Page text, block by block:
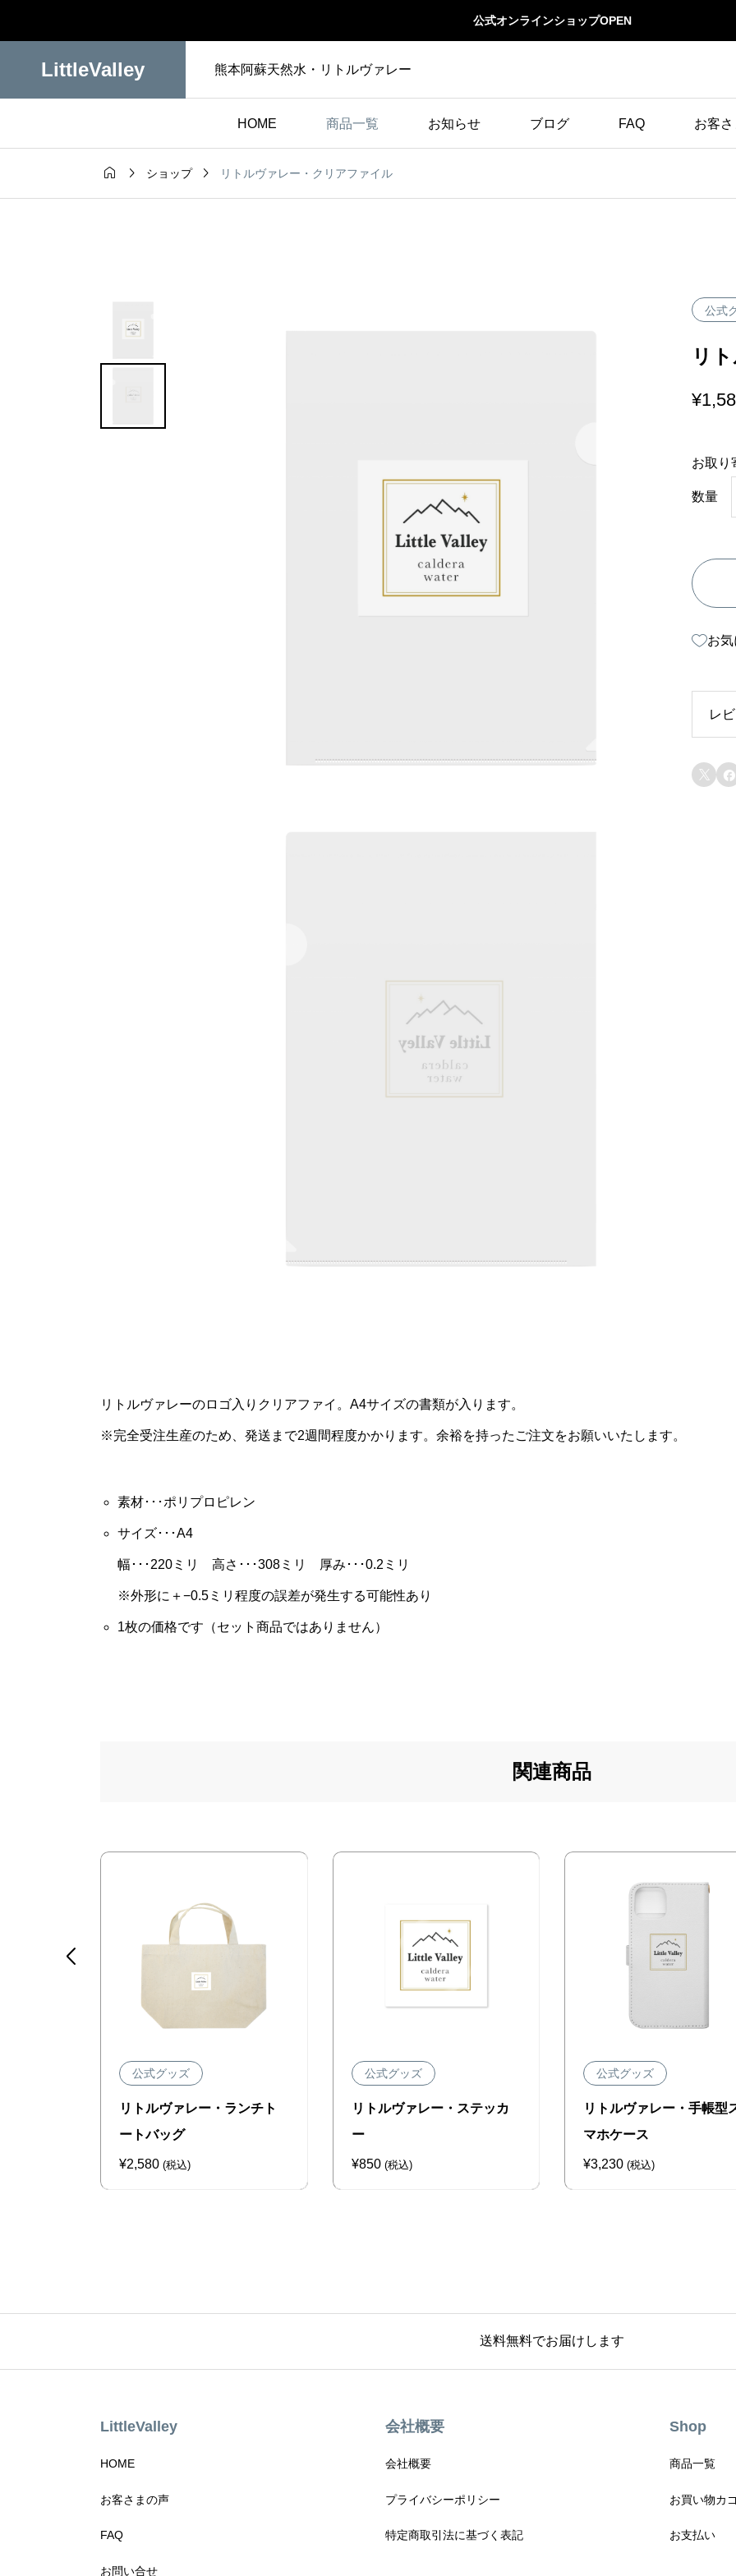
公式オンラインショップOPEN
LittleValley 熊本阿蘇天然水・リトルヴァレー
HOME 商品一覧 お知らせ ブログ FAQ お客
美と健康 LittleValley
  ショップ  リトルヴァレー・クリアファイル
公式
リ
¥
お取り
リ
ヴ
ァ
ー
フ
数量
お
レ
 
リトルヴァレーのロゴ入りクリアファイ。A4サイズの書類が入ります。
※完全受注生産のため、発送まで2週間程度かかります。余裕を持ったご注文をお願いいたします。
素材･･･ポリプロピレン
サイズ･･･A4
幅･･･220ミリ 高さ･･･308ミリ 厚み･･･0.2ミリ
※外形に＋−0.5ミリ程度の誤差が発生する可能性あり
1枚の価格です（セット商品ではありません）
関連商品
公式グッズ
リトルヴァレー・ランチト
ートバッグ
¥2,580 (税込)
公式グッズ
リトルヴァレー・ステッカ
ー
¥850 (税込)
公式グッズ
リトルヴァレー・手帳型
マホケース
¥3,230 (税込)

送料無料でお届けします
LittleValley
HOME
お客さまの声
FAQ
お問い合せ
会社概要
会社概要
プライバシーポリシー
特定商取引法に基づく表記
Shop
商品一覧
お買い物カ
お支払い